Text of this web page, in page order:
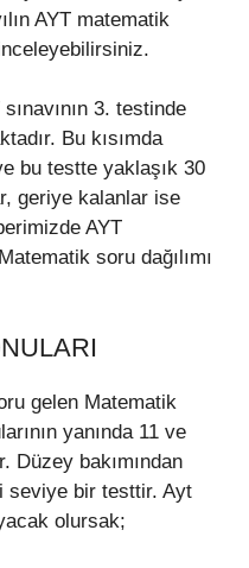
AYT matematik
inceleyebilirsiniz.
3. testinde
Bu kısımda
bu testte yaklaşık 30
geriye kalanlar ise
AYT
soru dağılımı
gelen Matematik
yanında 11 ve
Düzey bakımından
seviye bir testtir. Ayt
olursak;